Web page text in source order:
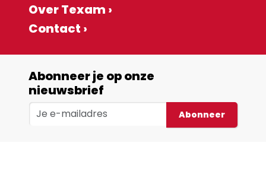
Over Texam ›
Contact ›
Abonneer je op onze
nieuwsbrief
Abonneer